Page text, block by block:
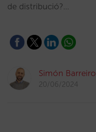
de distribució?…
Simón Barreiro
20/06/2024